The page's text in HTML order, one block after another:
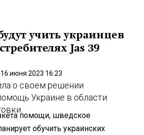
учить украинцев
Jas 39
16 июня 2023 16:23
о своем решении
Украине в области
помощи, шведское
обучить украинских